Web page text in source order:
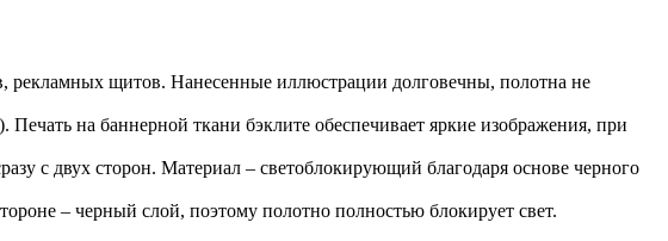
рекламных щитов. Нанесенные иллюстрации долговечны, полотна не
на баннерной ткани бэклите обеспечивает яркие изображения, при
с двух сторон. Материал – светоблокирующий благодаря основе черного
– черный слой, поэтому полотно полностью блокирует свет.